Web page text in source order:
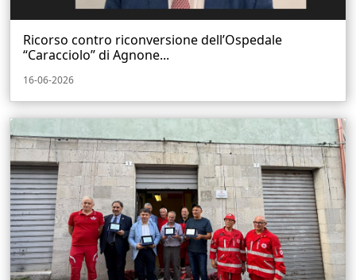
Ricorso contro riconversione dell’Ospedale
“Caracciolo” di Agnone...
16-06-2026